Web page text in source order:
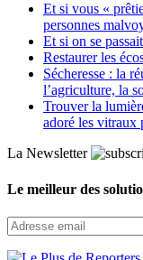
Et si vous «
personnes
Et si on se
Restaurer les
Sécheresse : la
l’agriculture, la
Trouver la
adoré les vitraux
La Newsletter
Le meilleur des